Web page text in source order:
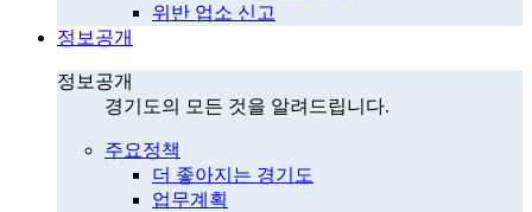
위반 업소 신고
정보공개
정보공개
경기도의 모든 것을 알려드립니다.
주요정책
더 좋아지는 경기도
업무계획